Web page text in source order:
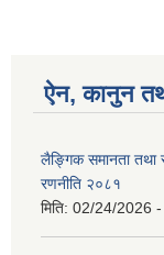
ऐन, कानुन
लैङ्गिक समानता तथा
रणनीति २०८१
मिति: 02/24/2026